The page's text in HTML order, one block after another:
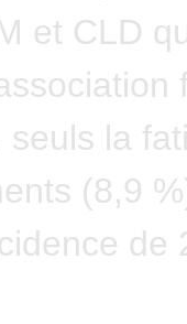
et CLD
seuls la
(8,9
de